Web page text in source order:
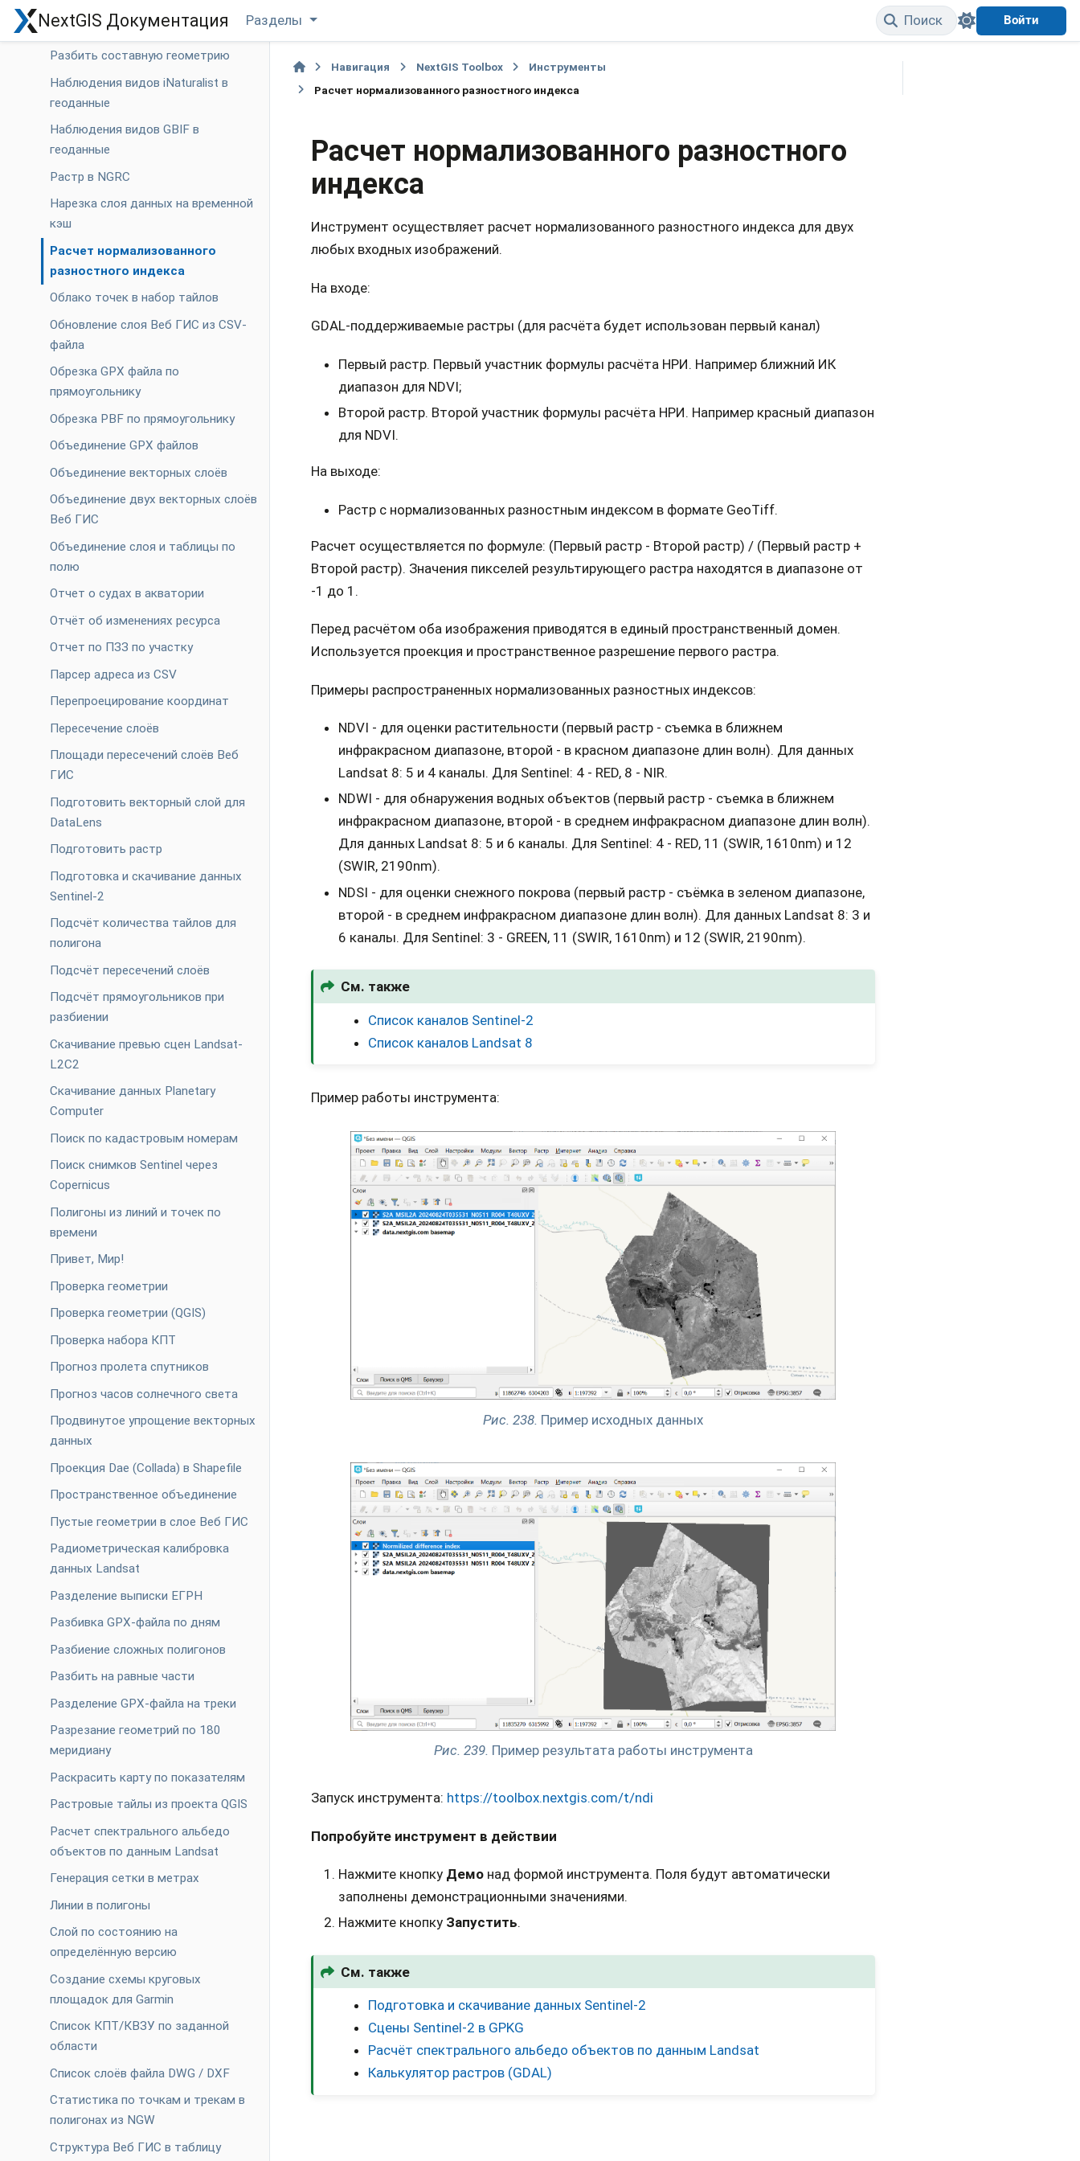
NextGIS Документация Разделы Поиск Войти
узлами полигона
Разбить составную геометрию
Наблюдения видов iNaturalist в
геоданные
Наблюдения видов GBIF в
геоданные
Растр в NGRC
Нарезка слоя данных на временной
кэш
Расчет нормализованного
разностного индекса
Облако точек в набор тайлов
Обновление слоя Веб ГИС из CSV-
файла
Обрезка GPX файла по
прямоугольнику
Обрезка PBF по прямоугольнику
Объединение GPX файлов
Объединение векторных слоёв
Объединение двух векторных слоёв
Веб ГИС
Объединение слоя и таблицы по
полю
Отчет о судах в акватории
Отчёт об изменениях ресурса
Отчет по ПЗЗ по участку
Парсер адреса из CSV
Перепроецирование координат
Пересечение слоёв
Площади пересечений слоёв Веб
ГИС
Подготовить векторный слой для
DataLens
Подготовить растр
Подготовка и скачивание данных
Sentinel-2
Подсчёт количества тайлов для
полигона
Подсчёт пересечений слоёв
Подсчёт прямоугольников при
разбиении
Скачивание превью сцен Landsat-
L2C2
Скачивание данных Planetary
Computer
Поиск по кадастровым номерам
Поиск снимков Sentinel через
Copernicus
Полигоны из линий и точек по
времени
Привет, Мир!
Проверка геометрии
Проверка геометрии (QGIS)
Проверка набора КПТ
Прогноз пролета спутников
Прогноз часов солнечного света
Продвинутое упрощение векторных
данных
Проекция Dae (Collada) в Shapefile
Пространственное объединение
Пустые геометрии в слое Веб ГИС
Радиометрическая калибровка
данных Landsat
Разделение выписки ЕГРН
Разбивка GPX-файла по дням
Разбиение сложных полигонов
Разбить на равные части
Разделение GPX-файла на треки
Разрезание геометрий по 180
меридиану
Раскрасить карту по показателям
Растровые тайлы из проекта QGIS
Расчет спектрального альбедо
объектов по данным Landsat
Генерация сетки в метрах
Линии в полигоны
Слой по состоянию на
определённую версию
Создание схемы круговых
площадок для Garmin
Список КПТ/КВЗУ по заданной
области
Список слоёв файла DWG / DXF
Статистика по точкам и трекам в
полигонах из NGW
Структура Веб ГИС в таблицу
Навигация NextGIS Toolbox
Инструменты
Расчет нормализованного разностного индекса
Расчет нормализованного разностного
индекса
Инструмент осуществляет расчет нормализованного разностного индекса для двух
любых входных изображений.
На входе:
GDAL-поддерживаемые растры (для расчёта будет использован первый канал)
Первый растр. Первый участник формулы расчёта НРИ. Например ближний ИК
диапазон для NDVI;
Второй растр. Второй участник формулы расчёта НРИ. Например красный диапазон
для NDVI.
На выходе:
Растр с нормализованных разностным индексом в формате GeoTiff.
Расчет осуществляется по формуле: (Первый растр - Второй растр) / (Первый растр +
Второй растр). Значения пикселей результирующего растра находятся в диапазоне от
-1 до 1.
Перед расчётом оба изображения приводятся в единый пространственный домен.
Используется проекция и пространственное разрешение первого растра.
Примеры распространенных нормализованных разностных индексов:
NDVI - для оценки растительности (первый растр - съемка в ближнем
инфракрасном диапазоне, второй - в красном диапазоне длин волн). Для данных
Landsat 8: 5 и 4 каналы. Для Sentinel: 4 - RED, 8 - NIR.
NDWI - для обнаружения водных объектов (первый растр - съемка в ближнем
инфракрасном диапазоне, второй - в среднем инфракрасном диапазоне длин волн).
Для данных Landsat 8: 5 и 6 каналы. Для Sentinel: 4 - RED, 11 (SWIR, 1610nm) и 12
(SWIR, 2190nm).
NDSI - для оценки снежного покрова (первый растр - съёмка в зеленом диапазоне,
второй - в среднем инфракрасном диапазоне длин волн). Для данных Landsat 8: 3 и
6 каналы. Для Sentinel: 3 - GREEN, 11 (SWIR, 1610nm) и 12 (SWIR, 2190nm).
См. также
Список каналов Sentinel-2
Список каналов Landsat 8
Пример работы инструмента:
Рис. 238. Пример исходных данных
Рис. 239. Пример результата работы инструмента
Запуск инструмента: https://toolbox.nextgis.com/t/ndi
Попробуйте инструмент в действии
Нажмите кнопку Демо над формой инструмента. Поля будут автоматически
заполнены демонстрационными значениями.
Нажмите кнопку Запустить.
См. также
Подготовка и скачивание данных Sentinel-2
Cцены Sentinel-2 в GPKG
Расчёт спектрального альбедо объектов по данным Landsat
Калькулятор растров (GDAL)